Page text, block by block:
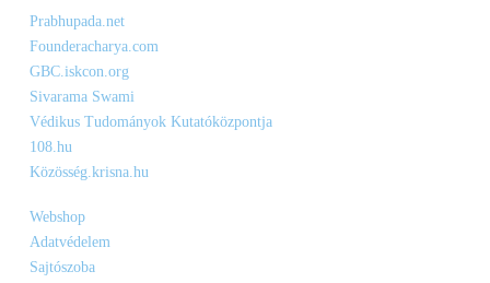
Prabhupada.net
Founderacharya.com
GBC.iskcon.org
Sivarama Swami
Védikus Tudományok Kutatóközpontja
108.hu
Közösség.krisna.hu
Webshop
Adatvédelem
Sajtószoba